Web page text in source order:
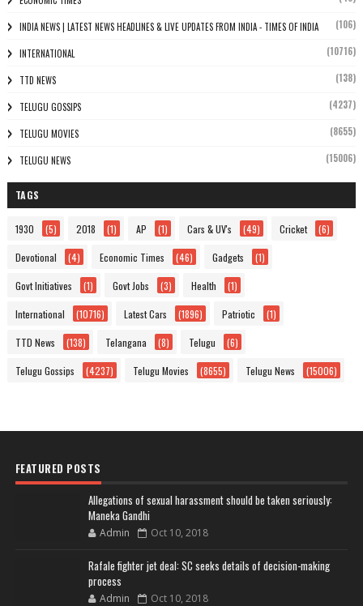
INDIA NEWS | LATEST NEWS HEADLINES & LIVE UPDATES FROM INDIA - TIMES OF INDIA (106)
INTERNATIONAL (10716)
TTD NEWS (138)
TELUGU GOSSIPS (4237)
TELUGU MOVIES (8655)
TELUGU NEWS (15006)
TAGS
1930 (5) 2018 (1) AP (1) Cars & UV's (49) Cricket (6)
Devotional (4) Economic Times (46) Gadgets (1)
Govt Initiatives (1) Govt Jobs (3) Health (1)
International (10716) Latest Cars (1896) Patriotic (1)
TTD News (138) Telangana (8) Telugu (6)
Telugu Gossips (4237) Telugu Movies (8655) Telugu News (15006)
FEATURED POSTS
Allegations of sexual harassment should be taken seriously:
Maneka Gandhi
Admin Oct 10, 2018
Rafale fighter jet deal: SC seeks details of decision-making
process
Admin Oct 10, 2018